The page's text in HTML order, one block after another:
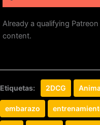
Already a qualifying
content.
Etiquetas: 2DCG
embarazo